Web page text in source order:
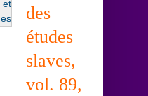
des
études
slaves,
vol. 89,